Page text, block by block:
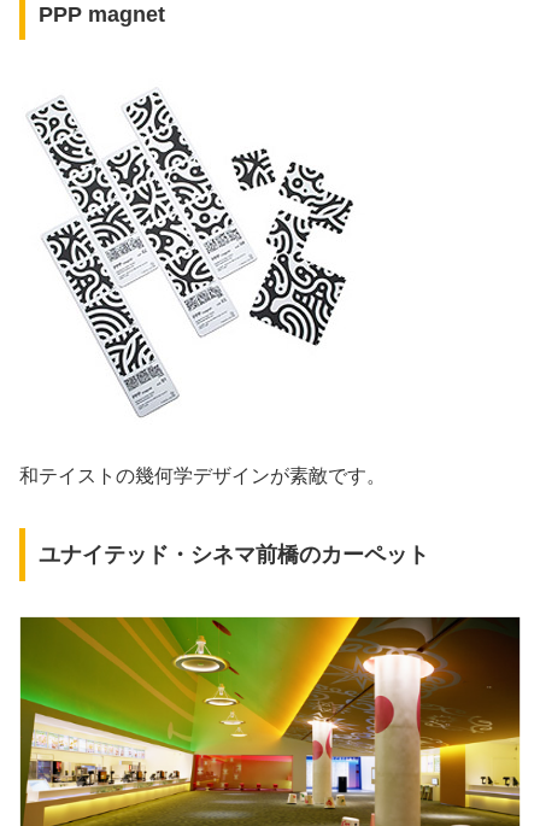
PPP magnet
和テイストの幾何学デザインが素敵です。
ユナイテッド・シネマ前橋のカーペット